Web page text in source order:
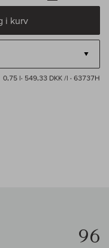
i kurv
0,75 l· 549,33 DKK /l · 63737H
96